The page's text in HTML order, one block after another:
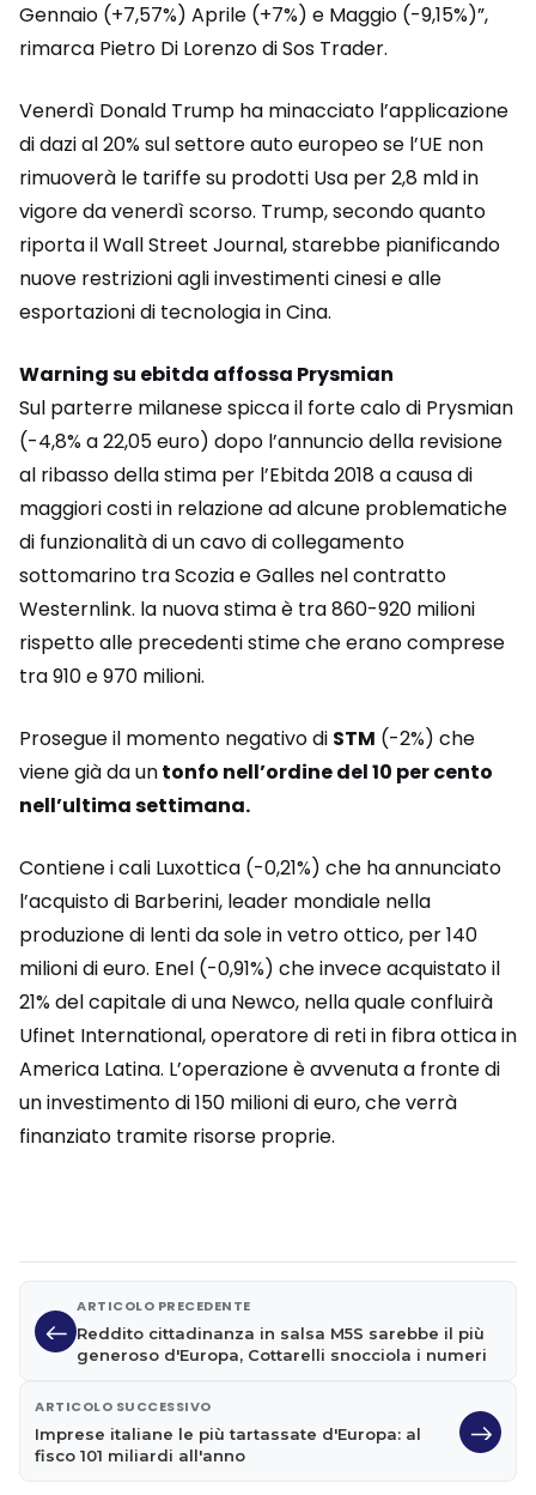
Gennaio (+7,57%) Aprile (+7%) e Maggio (-9,15%)”,
rimarca Pietro Di Lorenzo di Sos Trader.
Venerdì Donald Trump ha minacciato l’applicazione
di dazi al 20% sul settore auto europeo se l’UE non
rimuoverà le tariffe su prodotti Usa per 2,8 mld in
vigore da venerdì scorso. Trump, secondo quanto
riporta il Wall Street Journal, starebbe pianificando
nuove restrizioni agli investimenti cinesi e alle
esportazioni di tecnologia in Cina.
Warning su ebitda affossa Prysmian
Sul parterre milanese spicca il forte calo di Prysmian
(-4,8% a 22,05 euro) dopo l’annuncio della revisione
al ribasso della stima per l’Ebitda 2018 a causa di
maggiori costi in relazione ad alcune problematiche
di funzionalità di un cavo di collegamento
sottomarino tra Scozia e Galles nel contratto
Westernlink. la nuova stima è tra 860-920 milioni
rispetto alle precedenti stime che erano comprese
tra 910 e 970 milioni.
Prosegue il momento negativo di STM (-2%) che
viene già da untonfo nell’ordine del 10 per cento
nell’ultima settimana.
Contiene i cali Luxottica (-0,21%) che ha annunciato
l’acquisto di Barberini, leader mondiale nella
produzione di lenti da sole in vetro ottico, per 140
milioni di euro. Enel (-0,91%) che invece acquistato il
21% del capitale di una Newco, nella quale confluirà
Ufinet International, operatore di reti in fibra ottica in
America Latina. L’operazione è avvenuta a fronte di
un investimento di 150 milioni di euro, che verrà
finanziato tramite risorse proprie.
ARTICOLO PRECEDENTE
Reddito cittadinanza in salsa M5S sarebbe il più
generoso d'Europa, Cottarelli snocciola i numeri
ARTICOLO SUCCESSIVO
Imprese italiane le più tartassate d'Europa: al
fisco 101 miliardi all'anno